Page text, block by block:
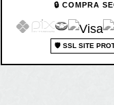
🔒 COMPRA
🛡️ SSL SITE